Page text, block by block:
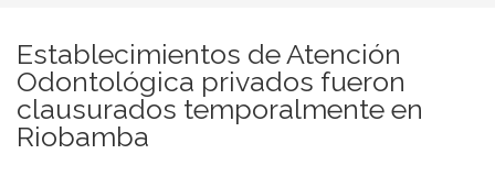
Establecimientos de Atención
Odontológica privados fueron
clausurados temporalmente en
Riobamba